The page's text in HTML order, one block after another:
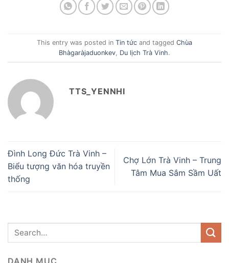
This entry was posted in Tin tức and tagged Chùa
Bhàgaràjaduonkev Du lịch Trà Vinh.
TTS_YENNHI
Đình Long Đức Trà Vinh –
Biểu tượng văn hóa truyền
thống
Chợ Lớn Trà Vinh – Trung
Tâm Mua Sắm Sầm Uất
DANH MỤC